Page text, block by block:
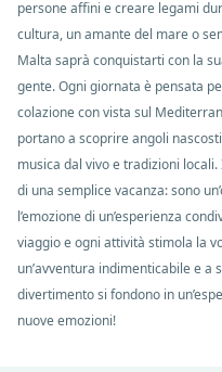
persone affini e creare legami
cultura, un amante del mare o
Malta saprà conquistarti con la
gente. Ogni giornata è pensata
colazione con vista sul
portano a scoprire angoli
musica dal vivo e tradizioni
di una semplice vacanza: sono
l’emozione di un’esperienza
viaggio e ogni attività stimola la
un’avventura indimenticabile e
divertimento si fondono in
nuove emozioni!